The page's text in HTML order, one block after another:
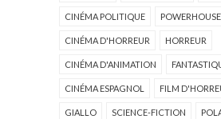
CINÉMA POLITIQUE POWERHOUSE
CINÉMA D'HORREUR HORREUR
CINÉMA D'ANIMATION
CINÉMA ESPAGNOL FILM
GIALLO SCIENCE-FICTION